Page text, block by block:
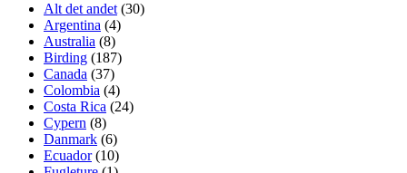
Alt det andet (30)
Argentina (4)
Australia (8)
Birding (187)
Canada (37)
Colombia (4)
Costa Rica (24)
Cypern (8)
Danmark (6)
Ecuador(10)